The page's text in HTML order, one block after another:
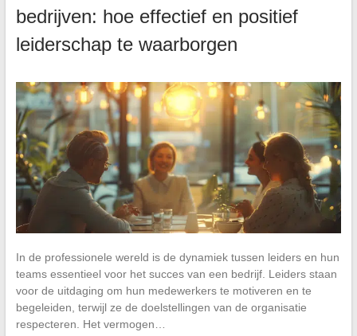
bedrijven: hoe effectief en positief
leiderschap te waarborgen
In de professionele wereld is de dynamiek tussen leiders en hun
teams essentieel voor het succes van een bedrijf. Leiders staan
voor de uitdaging om hun medewerkers te motiveren en te
begeleiden, terwijl ze de doelstellingen van de organisatie
respecteren. Het vermogen…